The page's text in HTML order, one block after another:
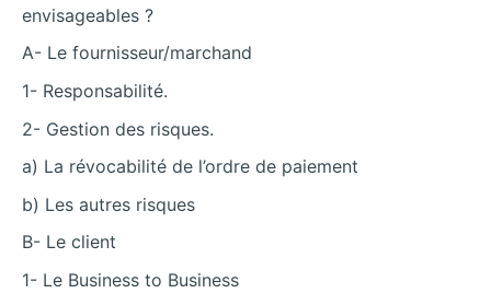
envisageables ?
A- Le fournisseur/marchand
1- Responsabilité.
2- Gestion des risques.
a) La révocabilité de l’ordre de paiement
b) Les autres risques
B- Le client
1- Le Business to Business